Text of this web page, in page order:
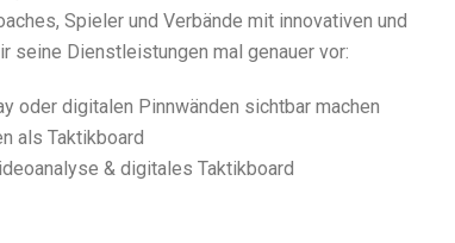
Spieler und Verbände mit innovativen und
seine Dienstleistungen mal genauer vor:
oder digitalen Pinnwänden sichtbar machen
als Taktikboard
& digitales Taktikboard